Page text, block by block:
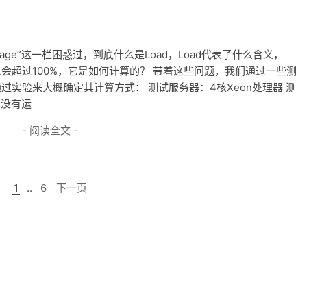
这一栏困惑过，到底什么是Load，Load代表了什么含义，
超过100%，它是如何计算的？ 带着这些问题，我们通过一些测
实验来大概确定其计算方式： 测试服务器：4核Xeon处理器 测
有运
- 阅读全文 -
1 .. 6 下一页